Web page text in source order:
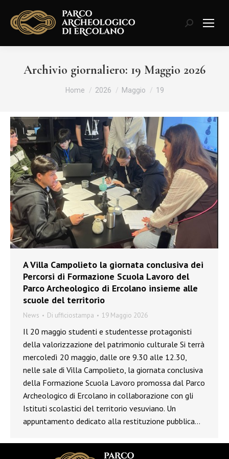
Cerca:
Archivio giornaliero: 19 Maggio 2026
Tu sei qui:
Home 2026 Maggio 19
A Villa Campolieto la giornata conclusiva dei
Percorsi di Formazione Scuola Lavoro del
Parco Archeologico di Ercolano insieme alle
scuole del territorio
News Di ufficiostampa 19 Maggio 2026
Il 20 maggio studenti e studentesse protagonisti
della valorizzazione del patrimonio culturale Si terrà
mercoledì 20 maggio, dalle ore 9.30 alle 12.30,
nelle sale di Villa Campolieto, la giornata conclusiva
della Formazione Scuola Lavoro promossa dal Parco
Archeologico di Ercolano in collaborazione con gli
Istituti scolastici del territorio vesuviano. Un
appuntamento dedicato alla restituzione pubblica…